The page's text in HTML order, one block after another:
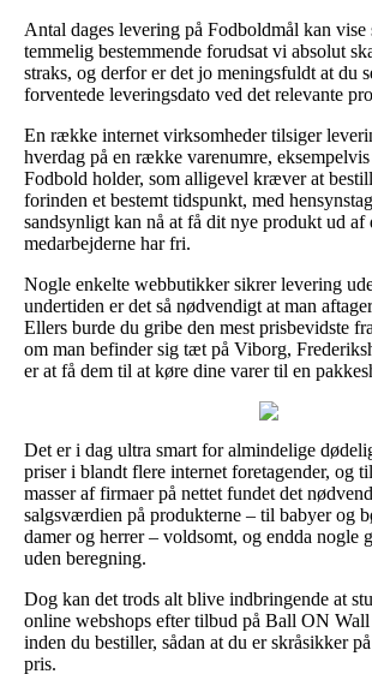
Antal dages levering på Fodboldmål kan
temmelig bestemmende forudsat vi absolut
straks, og derfor er det jo meningsfuldt at du
forventede leveringsdato ved det relevante
En række internet virksomheder tilsiger
hverdag på en række varenumre,
Fodbold holder, som alligevel kræver at
forinden et bestemt tidspunkt, med
sandsynligt kan nå at få dit nye produkt ud af
medarbejderne har fri.
Nogle enkelte webbutikker sikrer levering
undertiden er det så nødvendigt at man
Ellers burde du gribe den mest prisbevidste
om man befinder sig tæt på Viborg,
er at få dem til at køre dine varer til en
Det er i dag ultra smart for almindelige
priser i blandt flere internet foretagender, og
masser af firmaer på nettet fundet det
salgsværdien på produkterne – til babyer og
damer og herrer – voldsomt, og endda nogle
uden beregning.
Dog kan det trods alt blive indbringende at
online webshops efter tilbud på Ball ON
inden du bestiller, sådan at du er skråsikker
pris.